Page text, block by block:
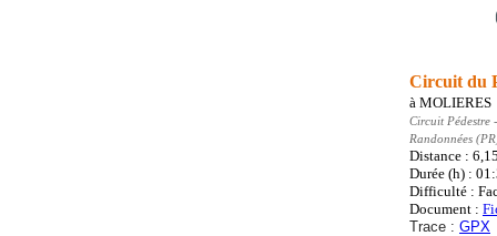
Circuit du
à MOLIERES
Circuit Pédestre
Randonnées
Distance :
Durée (h) :
Difficulté :
Document :
Trace : GPX